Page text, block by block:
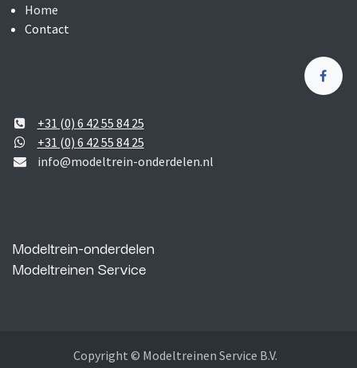
Home
Contact
+31 (0) 6 42 55 84 25
+31 (0) 6 42 55 84 25
info@modeltrein-onderdelen.nl
Modeltrein-onderdelen
Modeltreinen Service
Copyright © Modeltreinen Service B.V.